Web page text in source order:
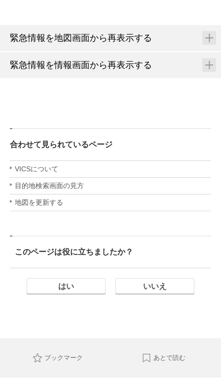
緊急情報を地図画面から再表示する
緊急情報を情報画面から再表示する
合わせて見られているページ
VICSについて
目的地検索画面の見方
地図を更新する
このページは役に立ちましたか？
はい いいえ
ブックマーク あとで読む